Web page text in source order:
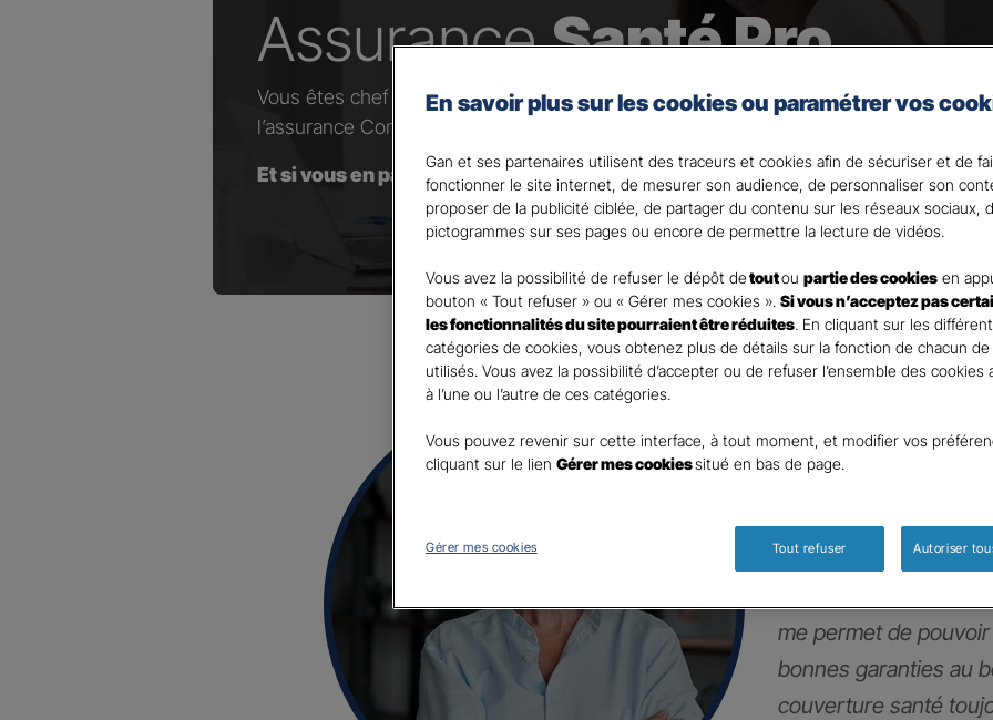
AssuranceSanté Pro
Vous êtes chef d’entreprise, artisan, commerçant, agriculteur ou vous exercez
l’assurance Complémentaire Santé Gan, nous faisons de votre santé un actif
Et si vous en parliez avec votre Agent général ?
d’expert !
me permet de
bonnes garanties au
couverture santé
En savoir plus sur les cookies ou paramétrer vos
Gan et ses partenaires utilisent des traceurs et cookies afin de sécuriser et de
fonctionner le site internet, de mesurer son audience, de personnaliser son
proposer de la publicité ciblée, de partager du contenu sur les réseaux sociaux,
pictogrammes sur ses pages ou encore de permettre la lecture de vidéos.
Vous avez la possibilité de refuser le dépôt detoutou partie des cookies en
bouton « Tout refuser » ou « Gérer mes cookies ». Si vous n’acceptez pas
les fonctionnalités du site pourraient être réduites. En cliquant sur les
catégories de cookies, vous obtenez plus de détails sur la fonction de chacun
utilisés. Vous avez la possibilité d’accepter ou de refuser l’ensemble des cookies
à l’une ou l’autre de ces catégories.
Vous pouvez revenir sur cette interface, à tout moment, et modifier vos
cliquant sur le lien Gérer mes cookiessitué en bas de page.
Gérer mes cookies Tout refuser Autoriser